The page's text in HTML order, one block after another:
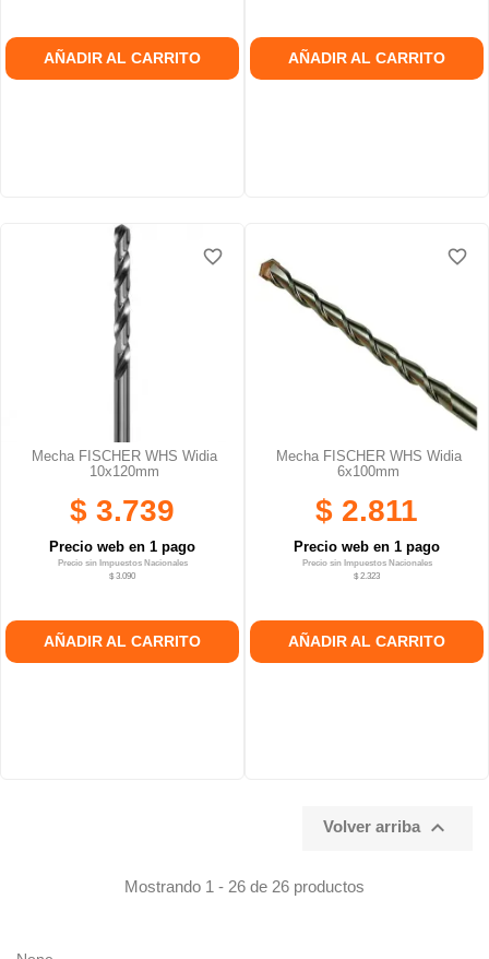
AÑADIR AL CARRITO AÑADIR AL CARRITO
Mecha FISCHER WHS Widia
10x120mm
$ 3.739
Precio web en 1 pago
Precio sin Impuestos Nacionales
$ 3.090
AÑADIR AL CARRITO
favorite_border
favorite_border
Mecha FISCHER WHS Widia
6x100mm
$ 2.811
Precio web en 1 pago
Precio sin Impuestos Nacionales
$ 2.323
AÑADIR AL CARRITO
favorite_border
favorite_border
Volver arriba 
Mostrando 1 - 26 de 26 productos